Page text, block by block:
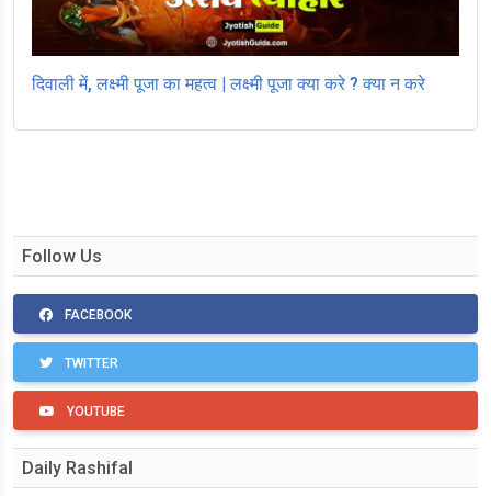
दिवाली में, लक्ष्मी पूजा का महत्व | लक्ष्मी पूजा क्या करे ? क्या न करे
Follow Us
FACEBOOK
TWITTER
YOUTUBE
Daily Rashifal